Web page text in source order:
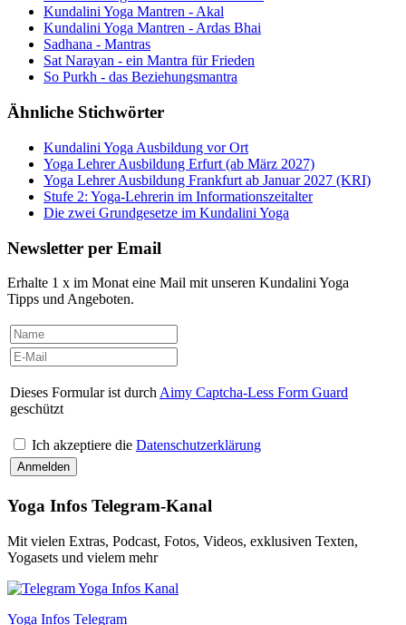
Kundalini Yoga Mantren - Akal
Kundalini Yoga Mantren - Ardas Bhai
Sadhana - Mantras
Sat Narayan - ein Mantra für Frieden
So Purkh - das Beziehungsmantra
Ähnliche Stichwörter
Kundalini Yoga Ausbildung vor Ort
Yoga Lehrer Ausbildung Erfurt (ab März 2027)
Yoga Lehrer Ausbildung Frankfurt ab Januar 2027 (KRI)
Stufe 2: Yoga-Lehrerin im Informationszeitalter
Die zwei Grundgesetze im Kundalini Yoga
Newsletter per Email
Erhalte 1 x im Monat eine Mail mit unseren Kundalini Yoga
Tipps und Angeboten.
Dieses Formular ist durch Aimy Captcha-Less Form Guard
geschützt
Ich akzeptiere die Datenschutzerklärung
Yoga Infos Telegram-Kanal
Mit vielen Extras, Podcast, Fotos, Videos, exklusiven Texten,
Yogasets und vielem mehr
Yoga Infos Telegram